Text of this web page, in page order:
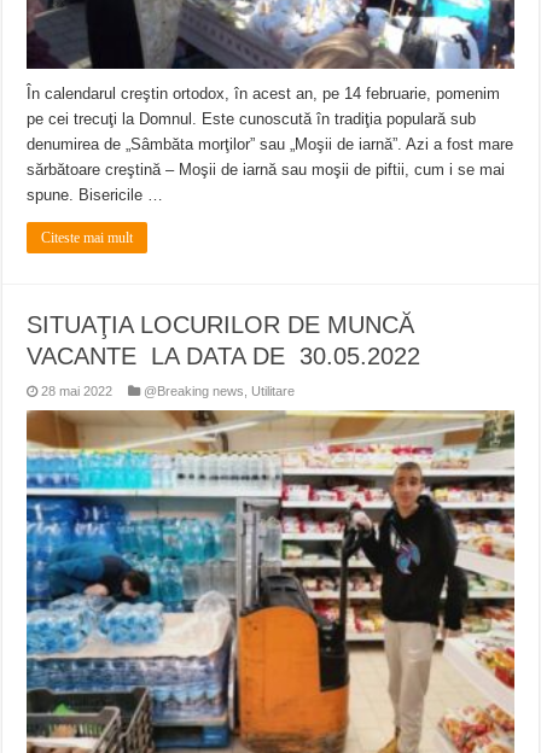
În calendarul creştin ortodox, în acest an, pe 14 februarie, pomenim
pe cei trecuţi la Domnul. Este cunoscută în tradiţia populară sub
denumirea de „Sâmbăta morţilor” sau „Moşii de iarnă”. Azi a fost mare
sărbătoare creştină – Moşii de iarnă sau moşii de piftii, cum i se mai
spune. Bisericile …
Citeste mai mult
SITUAŢIA LOCURILOR DE MUNCĂ
VACANTE LA DATA DE 30.05.2022
28 mai 2022 @Breaking news Utilitare